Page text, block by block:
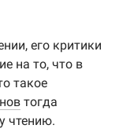
его критики
на то, что в
такое
тогда
чтению.